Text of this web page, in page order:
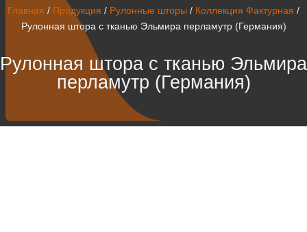
Главная / Продукция / Рулонные шторы / Коллекция Фактурная /
Рулонная штора с тканью Эльмира перламутр (Германия)
Рулонная штора с тканью Эльмира
перламутр (Германия)